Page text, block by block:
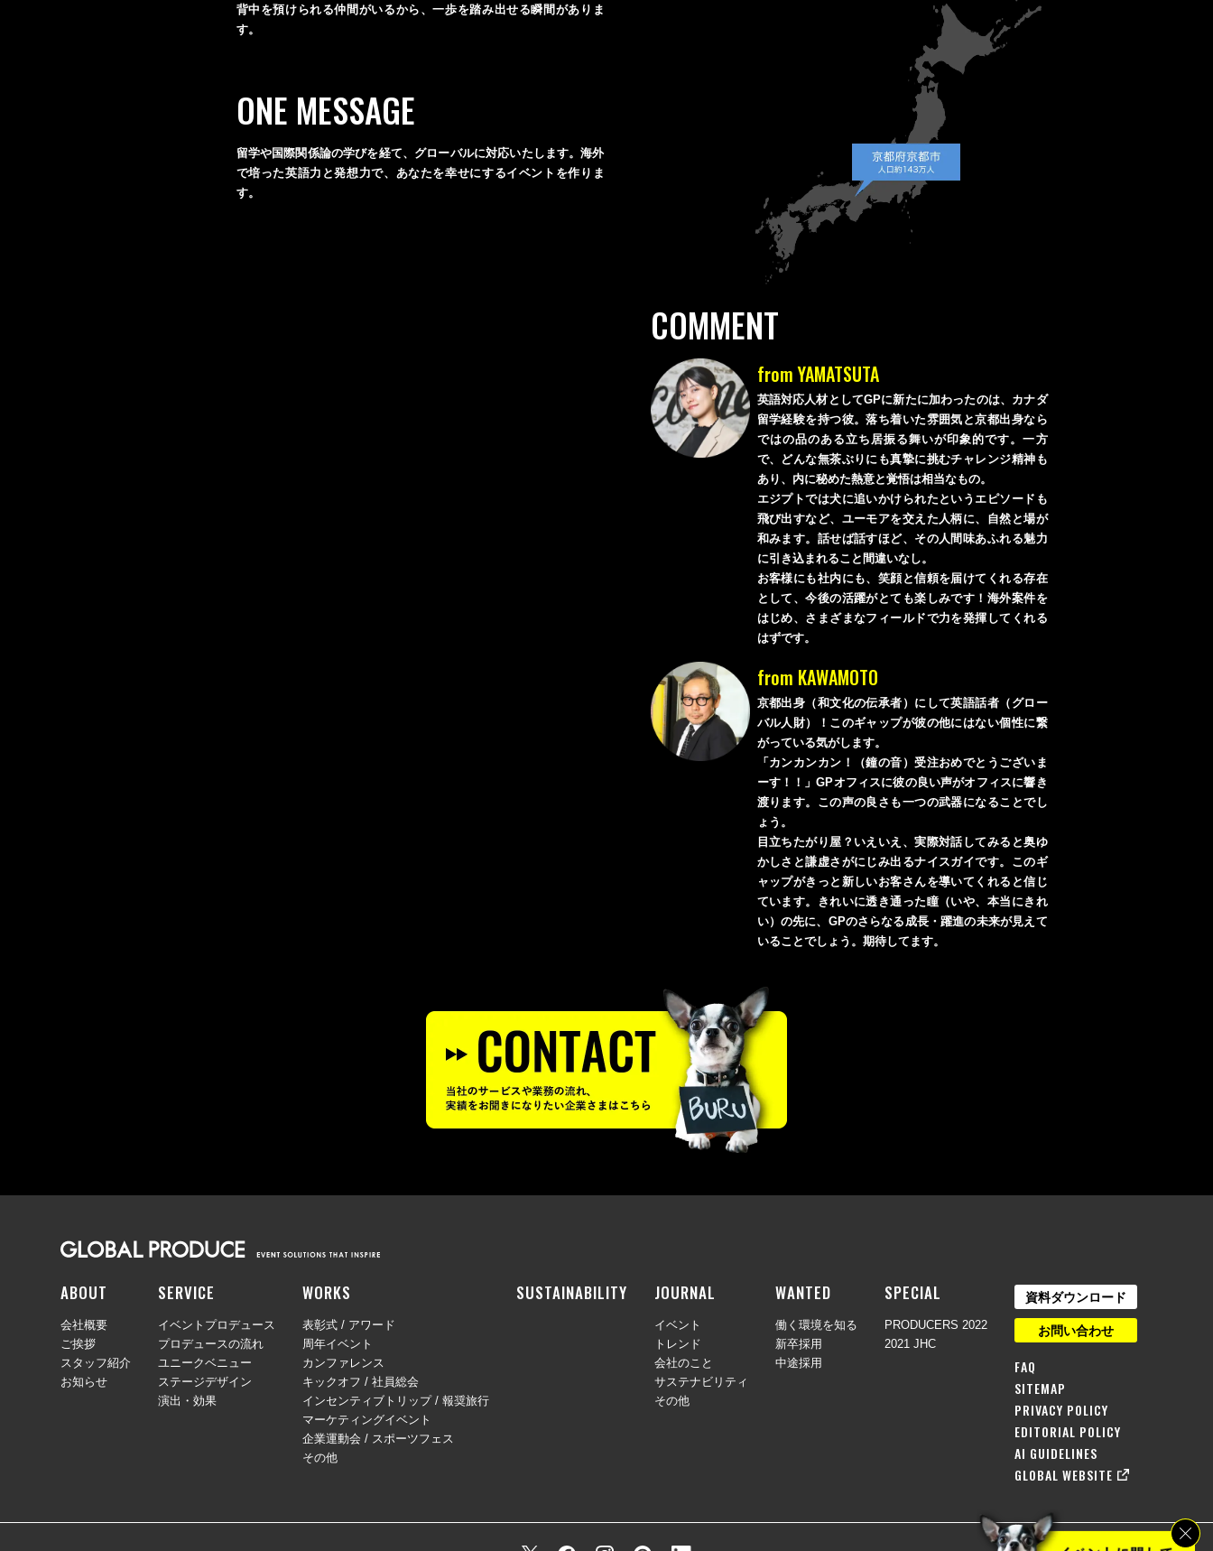
背中を預けられる仲間がいるから、一歩を踏み出せる瞬間がありま
す。
ONE MESSAGE
留学や国際関係論の学びを経て、グローバルに対応いたします。海外
で培った英語力と発想力で、あなたを幸せにするイベントを作りま
す。
COMMENT
from YAMATSUTA
英語対応人材としてGPに新たに加わったのは、カナダ
留学経験を持つ彼。落ち着いた雰囲気と京都出身なら
ではの品のある立ち居振る舞いが印象的です。一方
で、どんな無茶ぶりにも真摯に挑むチャレンジ精神も
あり、内に秘めた熱意と覚悟は相当なもの。
エジプトでは犬に追いかけられたというエピソードも
飛び出すなど、ユーモアを交えた人柄に、自然と場が
和みます。話せば話すほど、その人間味あふれる魅力
に引き込まれること間違いなし。
お客様にも社内にも、笑顔と信頼を届けてくれる存在
として、今後の活躍がとても楽しみです！海外案件を
はじめ、さまざまなフィールドで力を発揮してくれる
はずです。
from KAWAMOTO
京都出身（和文化の伝承者）にして英語話者（グロー
バル人財）！このギャップが彼の他にはない個性に繋
がっている気がします。
「カンカンカン！（鐘の音）受注おめでとうございま
ーす！！」GPオフィスに彼の良い声がオフィスに響き
渡ります。この声の良さも一つの武器になることでし
ょう。
目立ちたがり屋？いえいえ、実際対話してみると奥ゆ
かしさと謙虚さがにじみ出るナイスガイです。このギ
ャップがきっと新しいお客さんを導いてくれると信じ
ています。きれいに透き通った瞳（いや、本当にきれ
い）の先に、GPのさらなる成長・躍進の未来が見えて
いることでしょう。期待してます。
ABOUT
会社概要
ご挨拶
スタッフ紹介
お知らせ
SERVICE
イベントプロデュース
プロデュースの流れ
ユニークベニュー
ステージデザイン
演出・効果
WORKS
表彰式 / アワード
周年イベント
カンファレンス
キックオフ / 社員総会
インセンティブトリップ / 報奨旅行
マーケティングイベント
企業運動会 / スポーツフェス
その他
SUSTAINABILITY JOURNAL
イベント
トレンド
会社のこと
サステナビリティ
その他
WANTED
働く環境を知る
新卒採用
中途採用
SPECIAL
PRODUCERS 2022
2021 JHC
資料ダウンロード
お問い合わせ
FAQ
SITEMAP
PRIVACY POLICY
EDITORIAL POLICY
AI GUIDELINES
GLOBAL WEBSITE